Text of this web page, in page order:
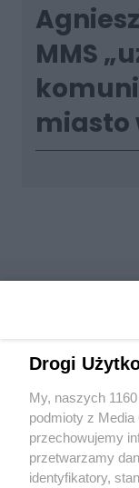
MMS
miasto
Drogi
My, naszych
podmioty z
przechowujemy
przetwarzamy
identyfikatory,